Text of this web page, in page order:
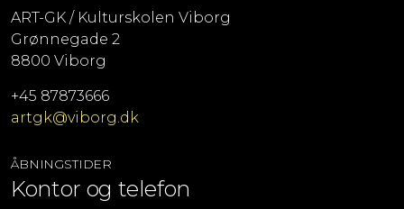
ART-GK / Kulturskolen Viborg
Grønnegade 2
8800 Viborg
+45 87873666
artgk@viborg.dk
ÅBNINGSTIDER
Kontor og telefon